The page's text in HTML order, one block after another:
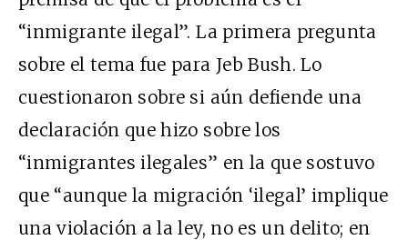
“inmigrante ilegal”. La primera pregunta
sobre el tema fue para Jeb Bush. Lo
cuestionaron sobre si aún defiende una
declaración que hizo sobre los
“inmigrantes ilegales” en la que sostuvo
que “aunque la migración ‘ilegal’ implique
una violación a la ley, no es un delito; en